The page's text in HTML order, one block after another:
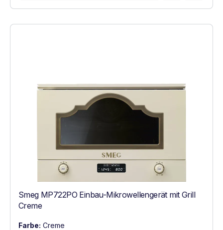
Smeg MP722PO Einbau-Mikrowellengerät mit Grill
Creme
Farbe: Creme